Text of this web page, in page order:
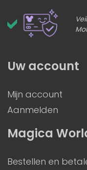
Magica
Bestellen en
Uw account
Mijn account
Aanmelden